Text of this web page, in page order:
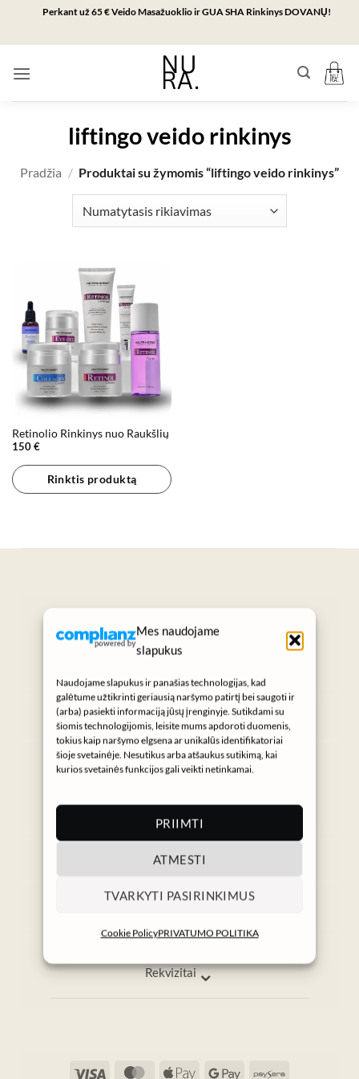
Mes naudojame
slapukus
Naudojame slapukus ir panašias technologijas, kad
galėtume užtikrinti geriausią naršymo patirtį bei saugoti ir
(arba) pasiekti informaciją jūsų įrenginyje. Sutikdami su
šiomis technologijomis, leisite mums apdoroti duomenis,
tokius kaip naršymo elgsena ar unikalūs identifikatoriai
šioje svetainėje. Nesutikus arba atšaukus sutikimą, kai
kurios svetainės funkcijos gali veikti netinkamai.
PRIIMTI
ATMESTI
TVARKYTI PASIRINKIMUS
Cookie PolicyPRIVATUMO POLITIKA
content
Perkant už 65 € Veido Masažuoklio ir GUA SHA Rinkinys DOVANŲ!
liftingo veido rinkinys
Pradžia / Produktai su žymomis “liftingo veido rinkinys”
Retinolio Rinkinys nuo Raukšlių
150€
Rinktis produktą
SUKURTA KASDIENIAMS GROŽIO
RITUALAMS
Instagram
Gaukite NURA naujienas
Informacija⌄
Rekvizitai⌄
Visa MasterCard
Apple Google Paysera